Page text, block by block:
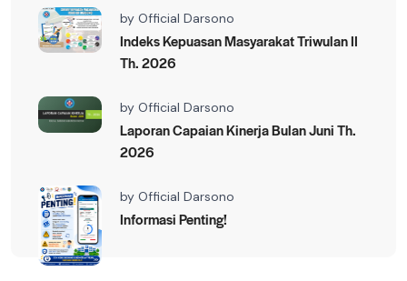
by Official Darsono
Indeks Kepuasan Masyarakat Triwulan II
Th. 2026
by Official Darsono
Laporan Capaian Kinerja Bulan Juni Th.
2026
by Official Darsono
Informasi Penting!